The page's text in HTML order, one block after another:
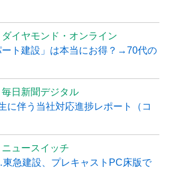
ダイヤモンド・オンライン
ート建設」は本当にお得？→70代の
毎日新聞デジタル
に伴う当社対応進捗レポート（コ
ニュースイッチ
急建設、プレキャストPC床版で